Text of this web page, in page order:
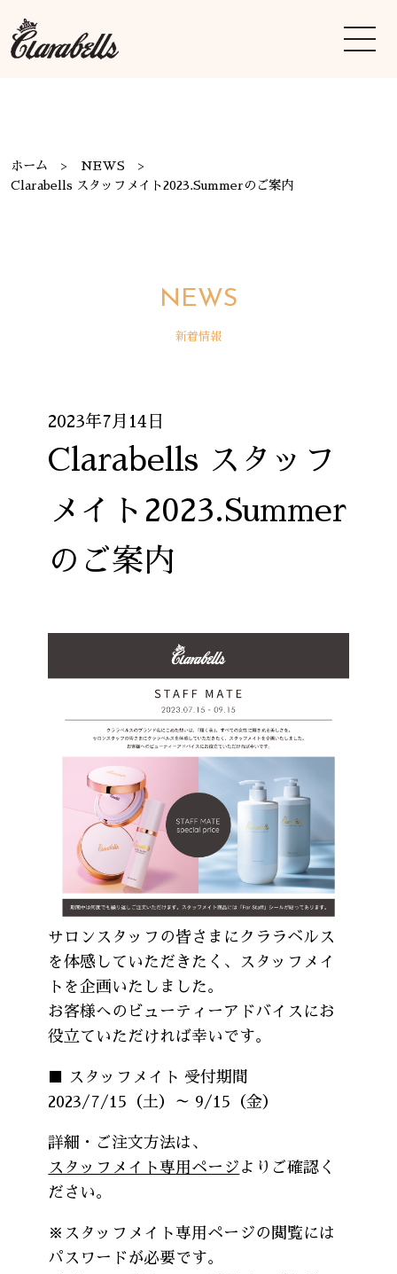
ホーム
NEWS
Clarabells スタッフメイト2023.Summerのご案内
NEWS
新着情報
2023年7月14日
Clarabells スタッフ
メイト2023.Summer
のご案内
サロンスタッフの皆さまにクララベルス
を体感していただきたく、スタッフメイ
トを企画いたしました。
お客様へのビューティーアドバイスにお
役立ていただければ幸いです。
■ スタッフメイト 受付期間
2023/7/15（土）～ 9/15（金）
詳細・ご注文方法は、
スタッフメイト専用ページ よりご確認く
ださい。
※スタッフメイト専用ページの閲覧には
パスワードが必要です。